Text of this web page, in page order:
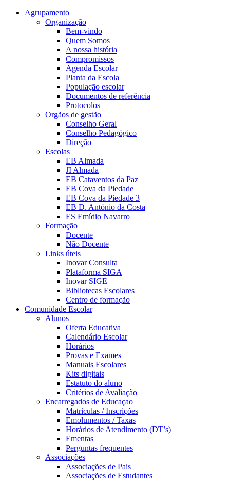
Agrupamento
Organização
Bem-vindo
Quem Somos
A nossa história
Compromissos
Agenda Escolar
Planta da Escola
População escolar
Documentos de referência
Protocolos
Orgãos de gestão
Conselho Geral
Conselho Pedagógico
Direção
Escolas
EB Almada
JI Almada
EB Cataventos da Paz
EB Cova da Piedade
EB Cova da Piedade 3
EB D. António da Costa
ES Emídio Navarro
Formação
Docente
Não Docente
Links úteis
Inovar Consulta
Plataforma SIGA
Inovar SIGE
Bibliotecas Escolares
Centro de formação
Comunidade Escolar
Alunos
Oferta Educativa
Calendário Escolar
Horários
Provas e Exames
Manuais Escolares
Kits digitais
Estatuto do aluno
Critérios de Avaliação
Encarregados de Educaçao
Matriculas / Inscrições
Emolumentos / Taxas
Horários de Atendimento (DT’s)
Ementas
Perguntas frequentes
Associações
Associações de Pais
Associações de Estudantes